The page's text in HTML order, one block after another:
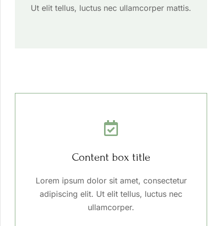
Ut elit tellus, luctus nec ullamcorper mattis.
Content box title
Lorem ipsum dolor sit amet, consectetur
adipiscing elit. Ut elit tellus, luctus nec
ullamcorper.